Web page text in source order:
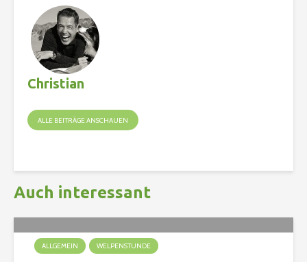
Christian
ALLE BEITRÄGE ANSCHAUEN
Auch interessant
ALLGEMEIN WELPENSTUNDE